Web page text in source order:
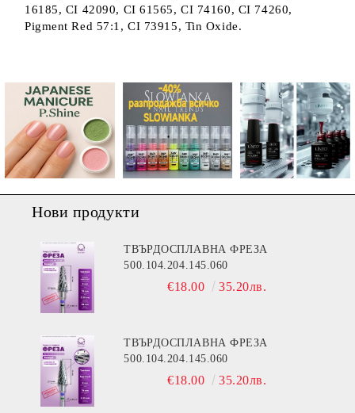
16185, CI 42090, CI 61565, CI 74160, CI 74260,
Pigment Red 57:1, CI 73915, Tin Oxide.
Нови продукти
ТВЪРДОСПЛАВНА ФРЕЗА
500.104.204.145.060
€18.00 35.20лв.
ТВЪРДОСПЛАВНА ФРЕЗА
500.104.204.145.060
€18.00 35.20лв.